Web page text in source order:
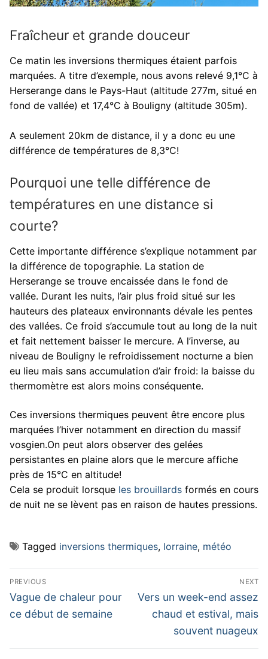
Fraîcheur et grande douceur
Ce matin les inversions thermiques étaient parfois
marquées. A titre d’exemple, nous avons relevé 9,1°C à
Herserange dans le Pays-Haut (altitude 277m, situé en
fond de vallée) et 17,4°C à Bouligny (altitude 305m).
A seulement 20km de distance, il y a donc eu une
différence de températures de 8,3°C!
Pourquoi une telle différence de
températures en une distance si
courte?
Cette importante différence s’explique notamment par
la différence de topographie. La station de
Herserange se trouve encaissée dans le fond de
vallée. Durant les nuits, l’air plus froid situé sur les
hauteurs des plateaux environnants dévale les pentes
des vallées. Ce froid s’accumule tout au long de la nuit
et fait nettement baisser le mercure. A l’inverse, au
niveau de Bouligny le refroidissement nocturne a bien
eu lieu mais sans accumulation d’air froid: la baisse du
thermomètre est alors moins conséquente.
Ces inversions thermiques peuvent être encore plus
marquées l’hiver notamment en direction du massif
vosgien.On peut alors observer des gelées
persistantes en plaine alors que le mercure affiche
près de 15°C en altitude!
Cela se produit lorsque les brouillards formés en cours
de nuit ne se lèvent pas en raison de hautes pressions.
Tagged inversions thermiques, lorraine, météo
Navigation
de
l’article
PREVIOUS
Previous
post:
Vague de chaleur pour
ce début de semaine
NEXT
Next
post:
Vers un week-end assez
chaud et estival, mais
souvent nuageux